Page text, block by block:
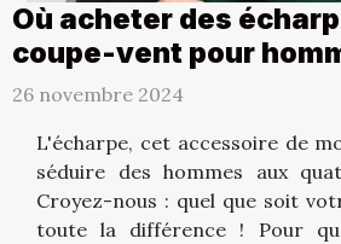
Où acheter des
coupe-vent pour
26 novembre 2024
L'écharpe, cet accessoire de
séduire des hommes aux
Croyez-nous : quel que soit
toute la différence ! Pour